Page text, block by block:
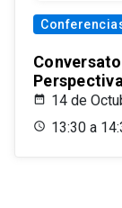
14 de
13:30 a